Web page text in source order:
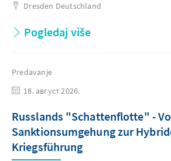
Dresden Deutschland
Pogledaj više
Predavanje
18. август 2026.
Russlands "Schattenflotte" -
Sanktionsumgehung zur
Kriegsführung